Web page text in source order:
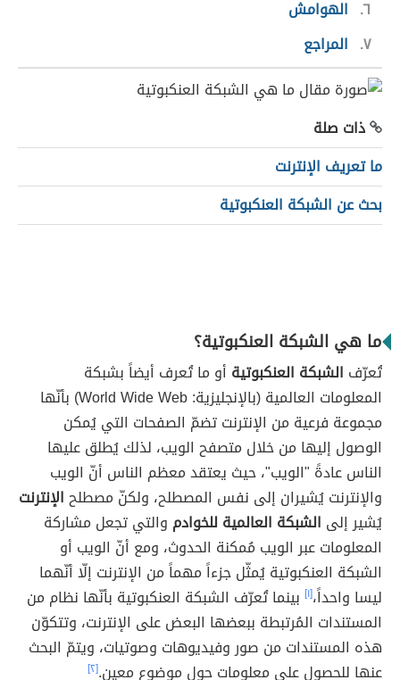
٦ الهوامش
٧ المراجع
ذات صلة
ما تعريف الإنترنت
بحث عن الشبكة العنكبوتية
ما هي الشبكة العنكبوتية؟
تُعرّف الشبكة العنكبوتية أو ما تُعرف أيضاً بشبكة
المعلومات العالمية (بالإنجليزية: World Wide Web) بأنّها
مجموعة فرعية من الإنترنت تضمّ الصفحات التي يُمكن
الوصول إليها من خلال متصفح الويب، لذلك يُطلق عليها
الناس عادةً "الويب"، حيث يعتقد معظم الناس أنّ الويب
والإنترنت يُشيران إلى نفس المصطلح، ولكنّ مصطلحالإنترنت
يُشير إلى الشبكة العالمية للخوادم والتي تجعل مشاركة
المعلومات عبر الويب مُمكنة الحدوث، ومع أنّ الويب أو
الشبكة العنكبوتية يُمثّل جزءاً مهماً من الإنترنت إلّا أنّهما
ليسا واحداً،[١] بينما تُعرّف الشبكة العنكبوتية بأنّها نظام من
المستندات المُرتبطة ببعضها البعض على الإنترنت، وتتكوّن
هذه المستندات من صور وفيديوهات وصوتيات، ويتمّ البحث
عنها للحصول على معلومات حول موضوع معين.[٢]